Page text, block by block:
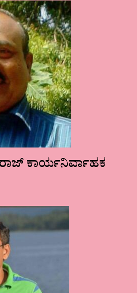
ಕಾರ್ಯನಿರ್ವಾಹಕ